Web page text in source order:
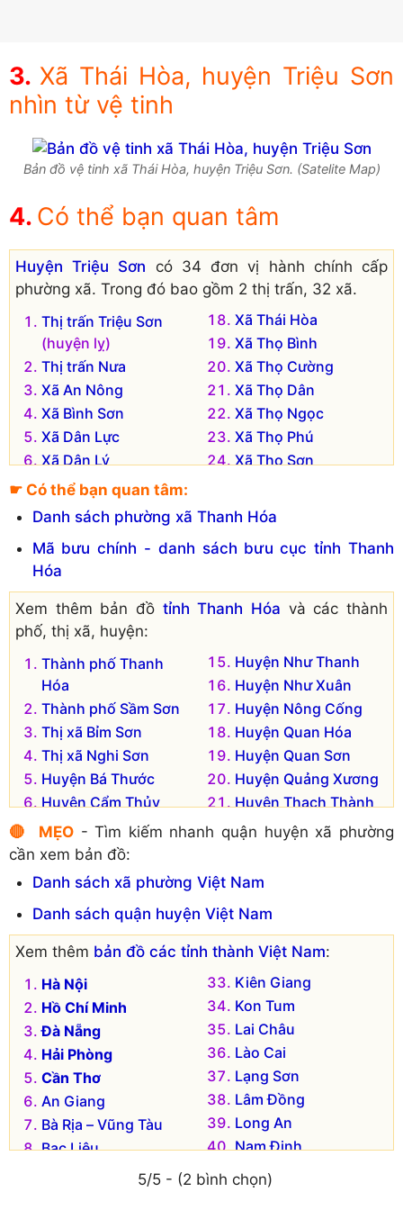
Xã Thái Hòa, huyện Triệu Sơn
nhìn từ vệ tinh
Bản đồ vệ tinh xã Thái Hòa, huyện Triệu Sơn. (Satelite Map)
Có thể bạn quan tâm
Huyện Triệu Sơn có 34 đơn vị hành chính cấp
phường xã. Trong đó bao gồm 2 thị trấn, 32 xã.
Thị trấn Triệu Sơn
(huyện lỵ)
Thị trấn Nưa
Xã An Nông
Xã Bình Sơn
Xã Dân Lực
Xã Dân Lý
Xã Dân Quyền
Xã Đồng Lợi
Xã Đồng Thắng
Xã Đồng Tiến
Xã Hợp Lý
Xã Hợp Thắng
Xã Hợp Thành
Xã Khuyến Nông
Xã Minh Sơn
Xã Nông Trường
Xã Thái Hòa
Xã Thọ Bình
Xã Thọ Cường
Xã Thọ Dân
Xã Thọ Ngọc
Xã Thọ Phú
Xã Thọ Sơn
Xã Thọ Thế
Xã Thọ Vực
Xã Triệu Thành
Xã Xuân Thịnh
Xã Xuân Thọ
Đơn vị hành chính cũ hiện không còn tồn tại là:
Xã Minh Châu
Xã Minh Dân
Xã Tân Ninh
☛ Có thể bạn quan tâm:
Danh sách phường xã Thanh Hóa
Mã bưu chính - danh sách bưu cục tỉnh Thanh
Hóa
Xem thêm bản đồ tỉnh Thanh Hóa và các thành
phố, thị xã, huyện:
Thành phố Thanh
Hóa
Thành phố Sầm Sơn
Thị xã Bỉm Sơn
Thị xã Nghi Sơn
Huyện Bá Thước
Huyện Cẩm Thủy
Huyện Đông Sơn
Huyện Hà Trung
Huyện Hậu Lộc
Huyện Hoằng Hóa
Huyện Lang Chánh
Huyện Mường Lát
Huyện Ngọc Lặc
Huyện Như Thanh
Huyện Như Xuân
Huyện Nông Cống
Huyện Quan Hóa
Huyện Quan Sơn
Huyện Quảng Xương
Huyện Thạch Thành
Huyện Thiệu Hóa
Huyện Thường Xuân
Huyện Vĩnh Lộc
Huyện Yên Định
🔴 MẸO- Tìm kiếm nhanh quận huyện xã phường
cần xem bản đồ:
Danh sách xã phường Việt Nam
Danh sách quận huyện Việt Nam
Xem thêm bản đồ các tỉnh thành Việt Nam:
Hà Nội
Hồ Chí Minh
Đà Nẵng
Hải Phòng
Cần Thơ
An Giang
Bà Rịa – Vũng Tàu
Bạc Liêu
Kiên Giang
Kon Tum
Lai Châu
Lào Cai
Lạng Sơn
Lâm Đồng
Long An
Nam Định
Nghệ An
Ninh Bình
5/5 - (2 bình chọn)